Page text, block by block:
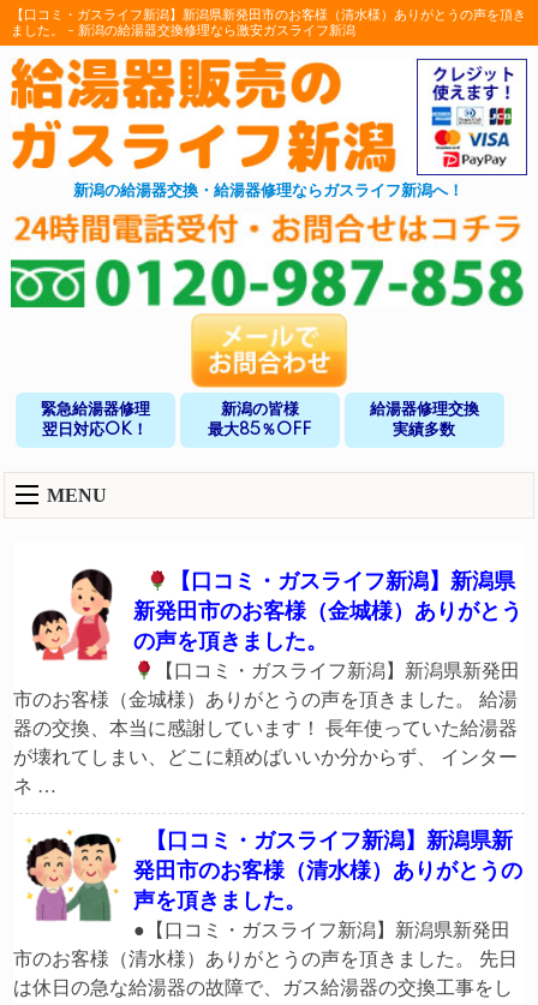
【口コミ・ガスライフ新潟】新潟県新発田市のお客様（清水様）ありがとうの声を頂き
ました。 - 新潟の給湯器交換修理なら激安ガスライフ新潟
新潟の給湯器交換・給湯器修理ならガスライフ新潟へ！
緊急給湯器修理
翌日対応OK！
新潟の皆様
最大85％OFF
給湯器修理交換
実績多数
MENU
【口コミ・ガスライフ新潟】新潟県
新発田市のお客様（金城様）ありがとう
の声を頂きました。
【口コミ・ガスライフ新潟】新潟県新発田
市のお客様（金城様）ありがとうの声を頂きました。 給湯
器の交換、本当に感謝しています！ 長年使っていた給湯器
が壊れてしまい、どこに頼めばいいか分からず、 インター
ネ …
【口コミ・ガスライフ新潟】新潟県新
発田市のお客様（清水様）ありがとうの
声を頂きました。
●【口コミ・ガスライフ新潟】新潟県新発田
市のお客様（清水様）ありがとうの声を頂きました。 先日
は休日の急な給湯器の故障で、ガス給湯器の交換工事をし